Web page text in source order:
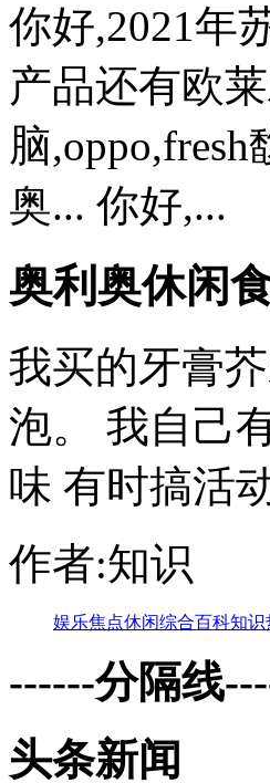
你好,2021年
产品还有欧
脑
奥... 你好,...
奥利奥休闲
我买的牙膏
泡。 我自己
味 有时搞活
作者:知识
娱乐焦点休闲综合百科知识
------分隔线
头条新闻